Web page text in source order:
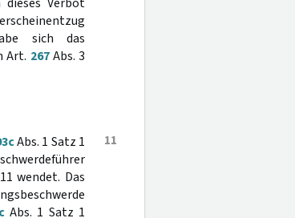
sich das
Art. 267Abs. 3
11
Abs. 1 Satz 1
wendet. Das
Abs. 1 Satz 1